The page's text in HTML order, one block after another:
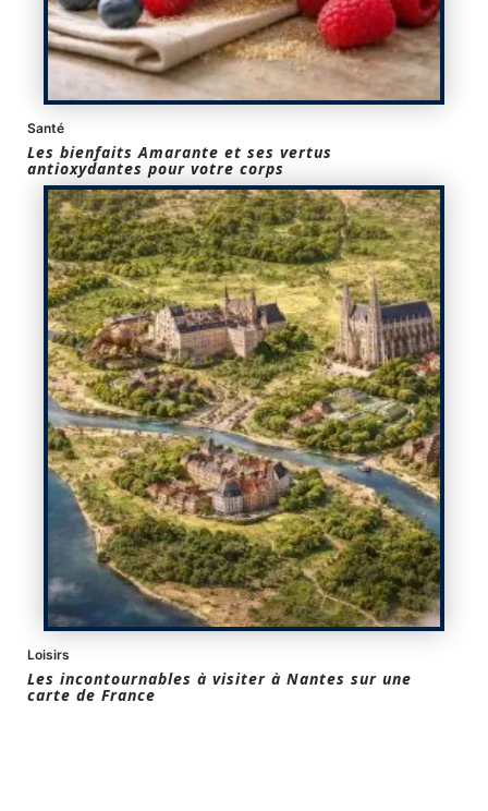
Santé
Les bienfaits Amarante et ses vertus
antioxydantes pour votre corps
Loisirs
Les incontournables à visiter à Nantes sur une
carte de France